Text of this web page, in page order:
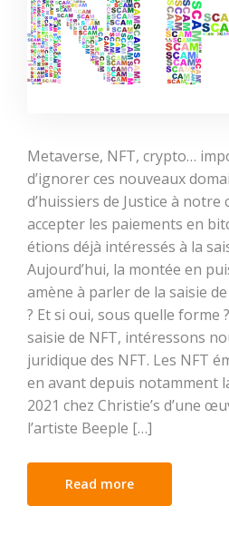
Metaverse, NFT, crypto…
d’ignorer ces nouveaux
d’huissiers de Justice à notre
accepter les paiements en
étions déjà intéressés à la
Aujourd’hui, la montée en
amène à parler de la saisie
? Et si oui, sous quelle forme
saisie de NFT, intéressons
juridique des NFT. Les NFT
en avant depuis notamment
2021 chez Christie’s d’une
l’artiste Beeple […]
Read more